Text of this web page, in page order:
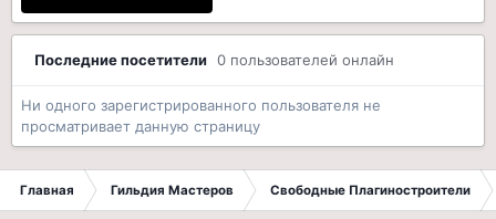
Последние посетители 0 пользователей онлайн
Ни одного зарегистрированного пользователя не
просматривает данную страницу
Главная Гильдия Мастеров Свободные Плагиностроители